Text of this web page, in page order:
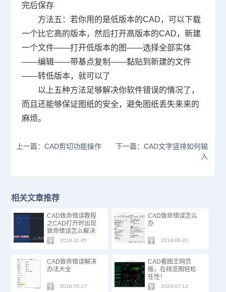
完后保存
方法五：若你用的是低版本的CAD，可以下载
一个比它高的版本，然后打开高版本的CAD，新建
一个文件——打开低版本的图——选择全部实体
——编辑——带基点复制——黏贴到新建的文件
——转低版本，就可以了
以上五种方法足够解决你软件错误的情况了，
而且还能够保证图纸的安全，避免图纸丢失来来的
麻烦。
上一篇：CAD剪切功能操作
下一篇：CAD文字竖排如何输
入
相关文章推荐
CAD致命错误教程
之CAD打开时出现
致命错误怎么解决
2019-11-05
CAD致命错误怎么
办
2019-06-20
CAD致命错误解决
办法大全
2019-05-17
CAD看图王网页
版，在线览图轻松
任性！
2024-07-12